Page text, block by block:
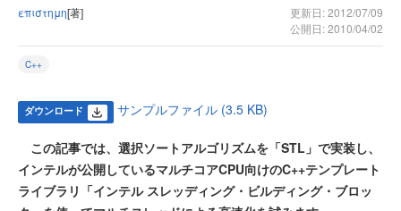
επιστημη[著]
更新日: 2012/07/09
公開日: 2010/04/02
C++
ダウンロード サンプルファイル (3.5 KB)
この記事では、選択ソートアルゴリズムを「STL」で実装し、
インテルが公開しているマルチコアCPU向けのC++テンプレート
ライブラリ「インテル スレッディング・ビルディング・ブロッ